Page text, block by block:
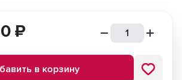
₽
в корзину